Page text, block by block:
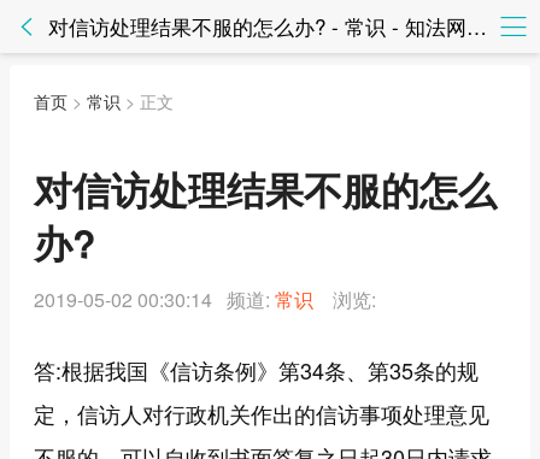
对信访处理结果不服的怎么办? - 常识 - 知法网知法网
首页 > 常识 > 正文
对信访处理结果不服的怎么
办?
2019-05-02 00:30:14 频道: 常识 浏览:
答:根据我国《信访条例》第34条、第35条的规
定，信访人对行政机关作出的信访事项处理意见